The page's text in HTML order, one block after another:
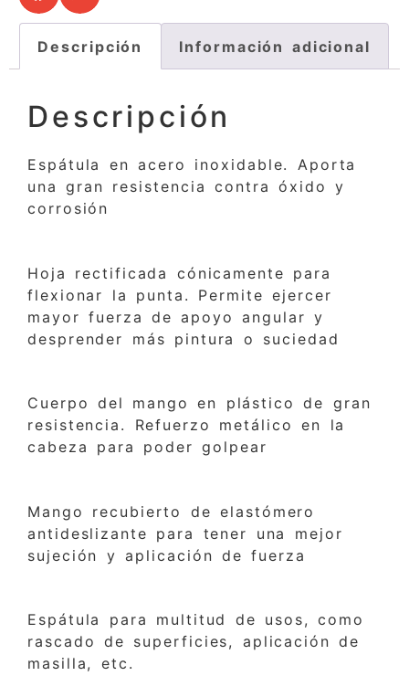
Descripción Información adicional
Descripción
Espátula en acero inoxidable. Aporta
una gran resistencia contra óxido y
corrosión
Hoja rectificada cónicamente para
flexionar la punta. Permite ejercer
mayor fuerza de apoyo angular y
desprender más pintura o suciedad
Cuerpo del mango en plástico de gran
resistencia. Refuerzo metálico en la
cabeza para poder golpear
Mango recubierto de elastómero
antideslizante para tener una mejor
sujeción y aplicación de fuerza
Espátula para multitud de usos, como
rascado de superficies, aplicación de
masilla, etc.